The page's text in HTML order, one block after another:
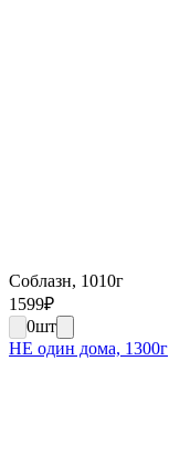
Соблазн, 1010г
1599₽
0шт
НЕ один дома, 1300г